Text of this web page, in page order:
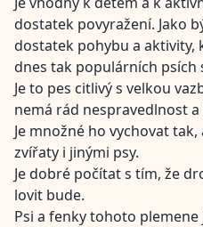
dostatek povyražení. Jako
dostatek pohybu a
dnes tak populárních psích
Je to pes citlivý s velkou
nemá rád nespravedlnost
Je množné ho vychovat
zvířaty i jinými psy.
Je dobré počítat s tím, že
lovit bude.
Psi a fenky tohoto